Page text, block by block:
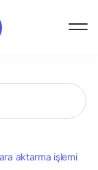
aktarma işlemi